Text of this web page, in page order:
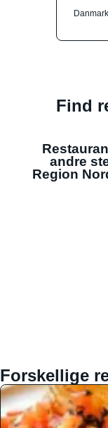
Danmark
Find
andre
Region
Forskellige